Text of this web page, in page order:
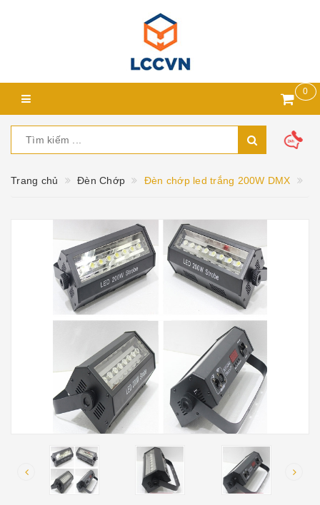
0
Trang chủ Đèn Chớp Đèn chớp led trắng 200W DMX